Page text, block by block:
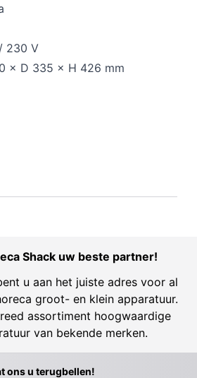
230 V
× D 335 × H 426 mm
Shack uw beste partner!
u aan het juiste adres voor al
groot- en klein apparatuur.
assortiment hoogwaardige
van bekende merken.
ons u terugbellen!